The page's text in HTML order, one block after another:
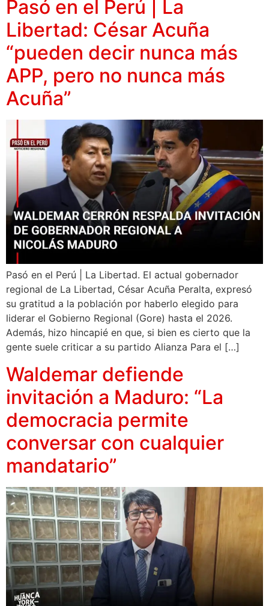
Pasó en el Perú | La
Libertad: César Acuña
“pueden decir nunca más
APP, pero no nunca más
Acuña”
Pasó en el Perú | La Libertad. El actual gobernador
regional de La Libertad, César Acuña Peralta, expresó
su gratitud a la población por haberlo elegido para
liderar el Gobierno Regional (Gore) hasta el 2026.
Además, hizo hincapié en que, si bien es cierto que la
gente suele criticar a su partido Alianza Para el […]
Waldemar defiende
invitación a Maduro: “La
democracia permite
conversar con cualquier
mandatario”